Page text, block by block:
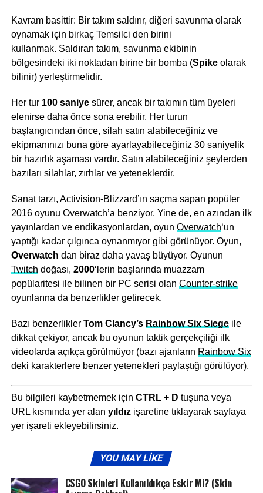
Kavram basittir: Bir takım saldırır, diğeri savunma olarak
oynamak için birkaç Temsilci den birini
kullanmak. Saldıran takım, savunma ekibinin
bölgesindeki iki noktadan birine bir bomba (Spikeolarak
bilinir) yerleştirmelidir.
Her tur 100 saniyesürer, ancak bir takımın tüm üyeleri
elenirse daha önce sona erebilir. Her turun
başlangıcından önce, silah satın alabileceğiniz ve
ekipmanınızı buna göre ayarlayabileceğiniz 30 saniyelik
bir hazırlık aşaması vardır. Satın alabileceğiniz şeylerden
bazıları silahlar, zırhlar ve yeteneklerdir.
Sanat tarzı, Activision-Blizzard’ın saçma sapan popüler
2016 oyunu Overwatch’a benziyor. Yine de, en azından ilk
yayınlardan ve endikasyonlardan, oyun Overwatch‘un
yaptığı kadar çılgınca oynanmıyor gibi görünüyor. Oyun,
Overwatch dan biraz daha yavaş büyüyor. Oyunun
Twitch doğası, 2000‘lerin başlarında muazzam
popülaritesi ile bilinen bir PC serisi olan Counter-strike
oyunlarına da benzerlikler getirecek.
Bazı benzerlikler Tom Clancy’s Rainbow Six Siegeile
dikkat çekiyor, ancak bu oyunun taktik gerçekçiliği ilk
videolarda açıkça görülmüyor (bazı ajanların Rainbow Six
deki karakterlere benzer yetenekleri paylaştığı görülüyor).
Bu bilgileri kaybetmemek için CTRL + D tuşuna veya
URL kısmında yer alan yıldızişaretine tıklayarak sayfaya
yer işareti ekleyebilirsiniz.
YOU MAY LIKE
CSGO Skinleri Kullanıldıkça Eskir Mi? (Skin